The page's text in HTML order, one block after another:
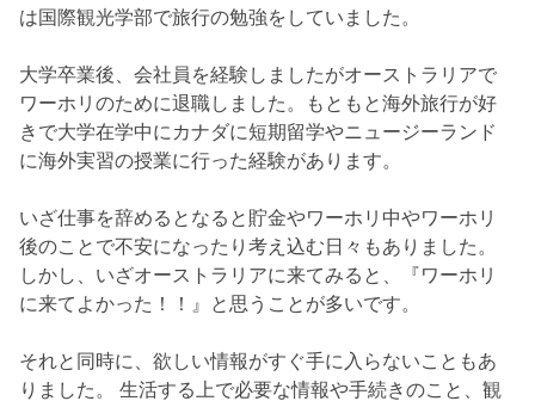
は国際観光学部で旅行の勉強をしていました。
大学卒業後、会社員を経験しましたがオーストラリアで
ワーホリのために退職しました。もともと海外旅行が好
きで大学在学中にカナダに短期留学やニュージーランド
に海外実習の授業に行った経験があります。
いざ仕事を辞めるとなると貯金やワーホリ中やワーホリ
後のことで不安になったり考え込む日々もありました。
しかし、いざオーストラリアに来てみると、『ワーホリ
に来てよかった！！』と思うことが多いです。
それと同時に、欲しい情報がすぐ手に入らないこともあ
りました。 生活する上で必要な情報や手続きのこと、観